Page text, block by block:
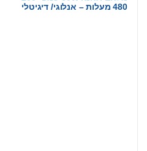
480 מעלות – אנלוגי/ דיגיטלי